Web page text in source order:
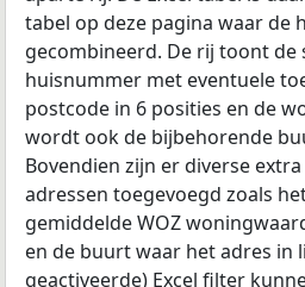
tabel op deze pagina waar de
gecombineerd. De rij toont de
huisnummer met eventuele
postcode in 6 posities en de
wordt ook de bijbehorende
Bovendien zijn er diverse
adressen toegevoegd zoals
gemiddelde WOZ
en de buurt waar het adres in
geactiveerde) Excel filter